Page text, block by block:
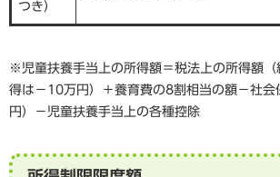
つき）
※児童扶養手当上の所得額＝税法上の所得額（
得は−10万円）＋養育費の8割相当の額−社会
円）−児童扶養手当上の各種控除